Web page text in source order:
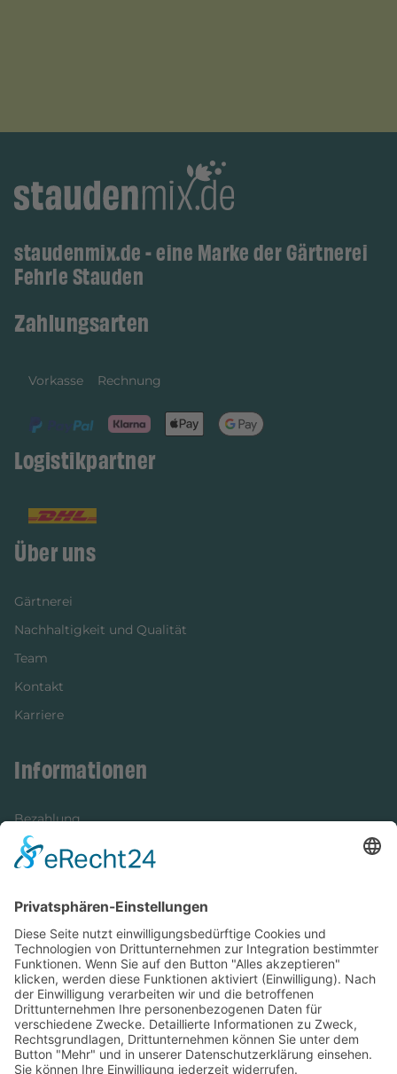
staudenmix.de - eine Marke der Gärtnerei
Fehrle Stauden
Zahlungsarten
Vorkasse Rechnung
Logistikpartner
Über uns
Gärtnerei
Nachhaltigkeit und Qualität
Team
Kontakt
Karriere
Informationen
Bezahlung
Newsletter
Versandinformationen
Verfügbarkeit/Verträglichkeit
Rechtliches
Widerrufsrecht und Widerrufsformular
Impressum
Datenschutzerklärung